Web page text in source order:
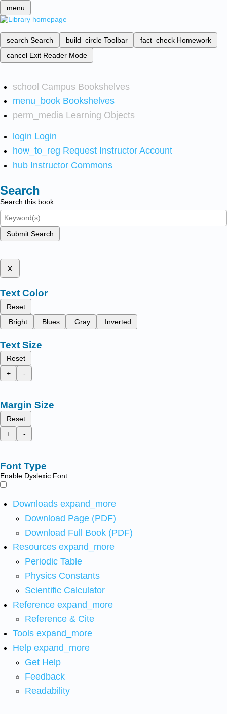
menu
search Search build_circle Toolbar fact_check Homework
cancel Exit Reader Mode
school Campus Bookshelves
menu_book Bookshelves
perm_media Learning Objects
login Login
how_to_reg Request Instructor Account
hub Instructor Commons
Search
Search this book
Submit Search
x
Text Color
Reset
Bright
Blues Gray Inverted
Text Size
Reset
+
-
Margin Size
Reset
+
-
Font Type
Enable Dyslexic Font
Downloads expand_more
Download Page (PDF)
Download Full Book (PDF)
Resources expand_more
Periodic Table
Physics Constants
Scientific Calculator
Reference expand_more
Reference & Cite
Tools expand_more
Help expand_more
Get Help
Feedback
Readability